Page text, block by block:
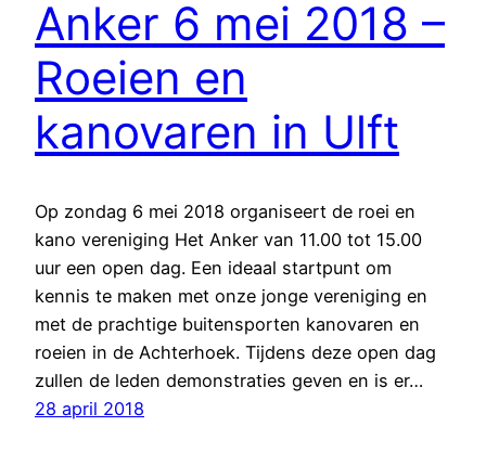
Anker 6 mei 2018 –
Roeien en
kanovaren in Ulft
Op zondag 6 mei 2018 organiseert de roei en
kano vereniging Het Anker van 11.00 tot 15.00
uur een open dag. Een ideaal startpunt om
kennis te maken met onze jonge vereniging en
met de prachtige buitensporten kanovaren en
roeien in de Achterhoek. Tijdens deze open dag
zullen de leden demonstraties geven en is er…
28 april 2018